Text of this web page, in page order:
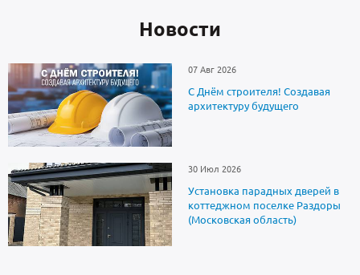
Новоcти
07 Авг 2026
С Днём строителя! Создавая
архитектуру будущего
30 Июл 2026
Установка парадных дверей в
коттеджном поселке Раздоры
(Московская область)